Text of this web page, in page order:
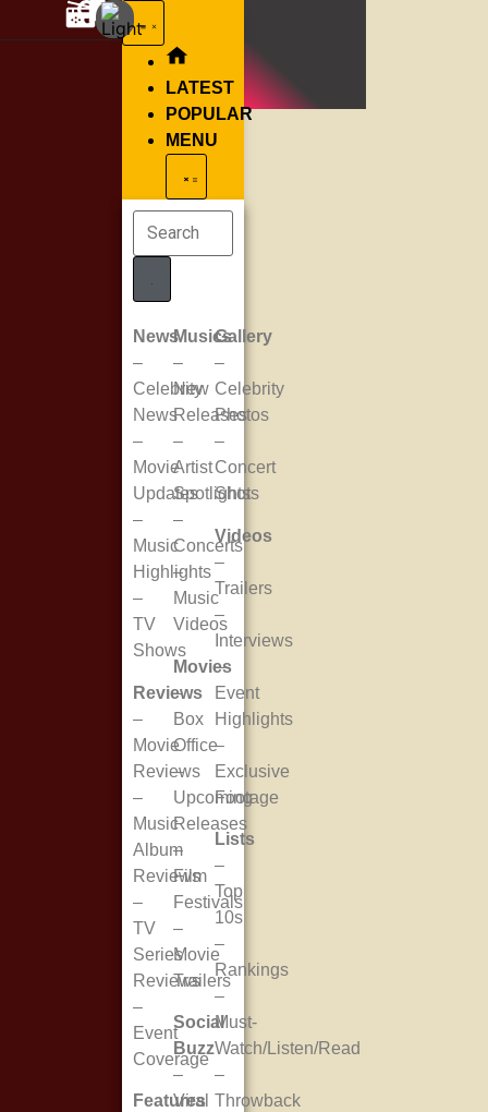
LATEST
POPULAR
MENU
News
–
Celebrity
News
–
Movie
Updates
–
Music
Highlights
–
TV
Shows
Reviews
–
Movie
Reviews
–
Music
Album
Reviews
–
TV
Series
Reviews
–
Event
Coverage
Features
Musics
–
New
Releases
–
Artist
Spotlights
–
Concerts
–
Music
Videos
Movies
–
Box
Office
–
Upcoming
Releases
–
Film
Festivals
–
Movie
Trailers
Social
Buzz
–
Viral
Gallery
–
Celebrity
Photos
–
Concert
Shots
Videos
–
Trailers
–
Interviews
–
Event
Highlights
–
Exclusive
Footage
Lists
–
Top
10s
–
Rankings
–
Must-
Watch/Listen/Read
–
Throwback